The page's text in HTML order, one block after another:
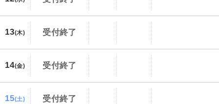
13(木) 受付終了
14(金) 受付終了
15(土) 受付終了